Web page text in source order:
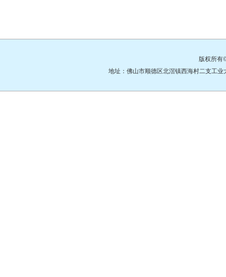
版权所有
地址：佛山市顺德区北滘镇西海村二支工